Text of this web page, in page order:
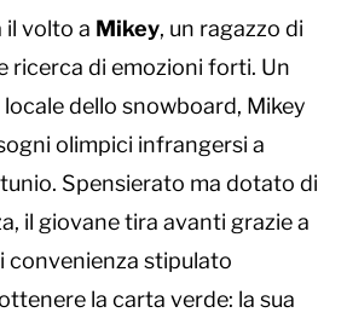
il volto a Mikey, un ragazzo di
ricerca di emozioni forti. Un
dello snowboard, Mikey
olimpici infrangersi a
Spensierato ma dotato di
il giovane tira avanti grazie a
convenienza stipulato
la carta verde: la sua